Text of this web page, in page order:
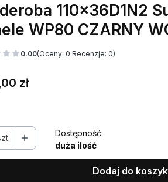
110x36D1N2
WP80 CZARNY
0.00(Oceny: 0 Recenzje: 0)
zł
Dostępność:
duża ilość
Dodaj do